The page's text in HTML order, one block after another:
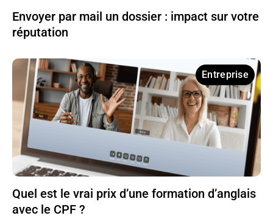
Envoyer par mail un dossier : impact sur votre
réputation
Entreprise
Quel est le vrai prix d’une formation d’anglais
avec le CPF ?